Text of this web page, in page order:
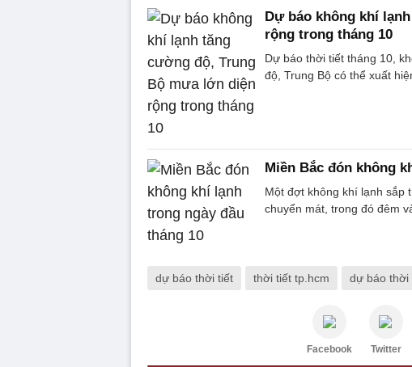
Dự báo không khí
rộng trong tháng 10
Dự báo thời tiết tháng 10,
độ, Trung Bộ có thể xuất
Miền Bắc đón không
Một đợt không khí lạnh sắp
chuyển mát, trong đó đêm
dự báo thời tiết thời tiết tp.hcm dự báo thời
Facebook Twitter